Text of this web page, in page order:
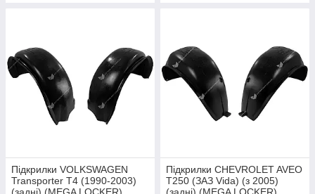
Підкрилки VOLKSWAGEN
Transporter T4 (1990-2003)
Підкрилки CHEVROLET AVEO
T250 (ЗАЗ Vida) (з 2005)